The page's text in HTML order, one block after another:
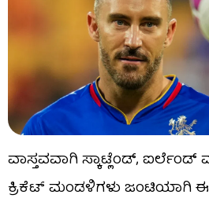
ವಾಸ್ತವವಾಗಿ ಸ್ಕಾಟ್ಲೆಂಡ್, ಐರ್ಲೆಂಡ್
ಕ್ರಿಕೆಟ್ ಮಂಡಳಿಗಳು ಜಂಟಿಯಾಗಿ ಈ